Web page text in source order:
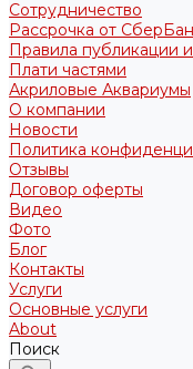
Сотрудничество
Рассрочка от
Правила публикации
Плати частями
Акриловые Аквариумы
О компании
Новости
Политика
Отзывы
Договор оферты
Видео
Фото
Блог
Контакты
Услуги
Основные услуги
About
Поиск